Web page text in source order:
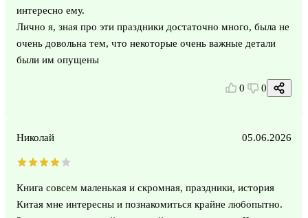
интересно ему.
Лично я, зная про эти праздники достаточно много, была не
очень довольна тем, что некоторые очень важные детали
были им опущены
0 0
Николай 05.06.2026
Книга совсем маленькая и скромная, праздники, история
Китая мне интересны и познакомиться крайне любопытно.